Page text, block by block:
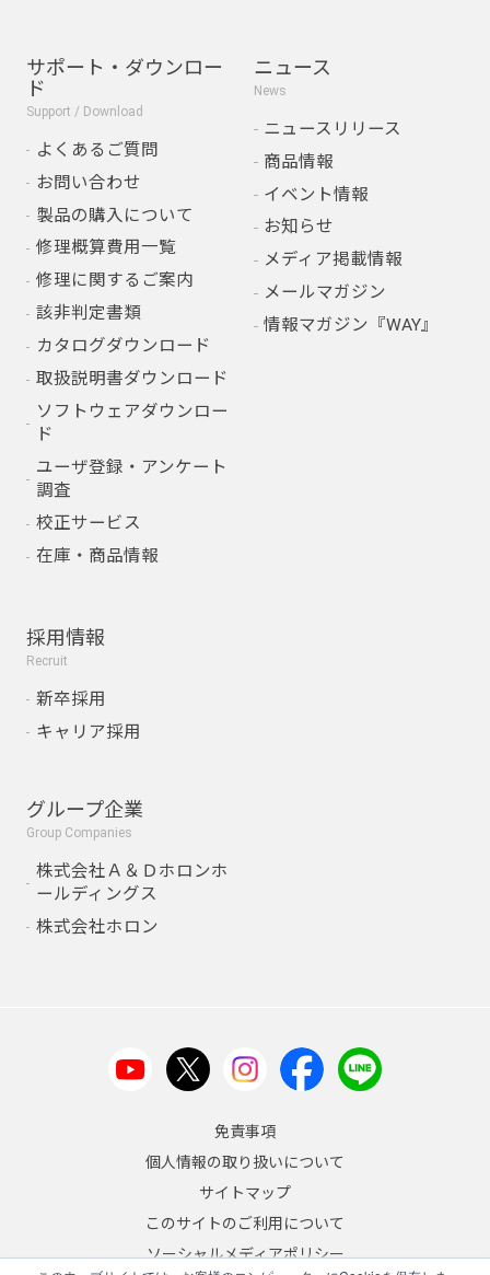
サポート・ダウンロー
ド
Support / Download
よくあるご質問
お問い合わせ
製品の購入について
修理概算費用一覧
修理に関するご案内
該非判定書類
カタログダウンロード
取扱説明書ダウンロード
ソフトウェアダウンロー
ド
ユーザ登録・アンケート
調査
校正サービス
在庫・商品情報
ニュース
News
ニュースリリース
商品情報
イベント情報
お知らせ
メディア掲載情報
メールマガジン
情報マガジン『WAY』
採用情報
Recruit
新卒採用
キャリア採用
グループ企業
Group Companies
株式会社Ａ＆Ｄホロンホ
ールディングス
株式会社ホロン
免責事項
個人情報の取り扱いについて
サイトマップ
このサイトのご利用について
ソーシャルメディアポリシー